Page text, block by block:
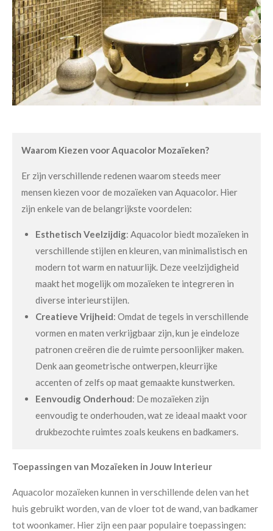
Waarom Kiezen voor Aquacolor Mozaïeken?
Er zijn verschillende redenen waarom steeds meer
mensen kiezen voor de mozaïeken van Aquacolor. Hier
zijn enkele van de belangrijkste voordelen:
Esthetisch Veelzijdig: Aquacolor biedt mozaïeken in
verschillende stijlen en kleuren, van minimalistisch en
modern tot warm en natuurlijk. Deze veelzijdigheid
maakt het mogelijk om mozaïeken te integreren in
diverse interieurstijlen.
Creatieve Vrijheid: Omdat de tegels in verschillende
vormen en maten verkrijgbaar zijn, kun je eindeloze
patronen creëren die de ruimte persoonlijker maken.
Denk aan geometrische ontwerpen, kleurrijke
accenten of zelfs op maat gemaakte kunstwerken.
Eenvoudig Onderhoud: De mozaïeken zijn
eenvoudig te onderhouden, wat ze ideaal maakt voor
drukbezochte ruimtes zoals keukens en badkamers.
Toepassingen van Mozaïeken in Jouw Interieur
Aquacolor mozaïeken kunnen in verschillende delen van het
huis gebruikt worden, van de vloer tot de wand, van badkamer
tot woonkamer. Hier zijn een paar populaire toepassingen: